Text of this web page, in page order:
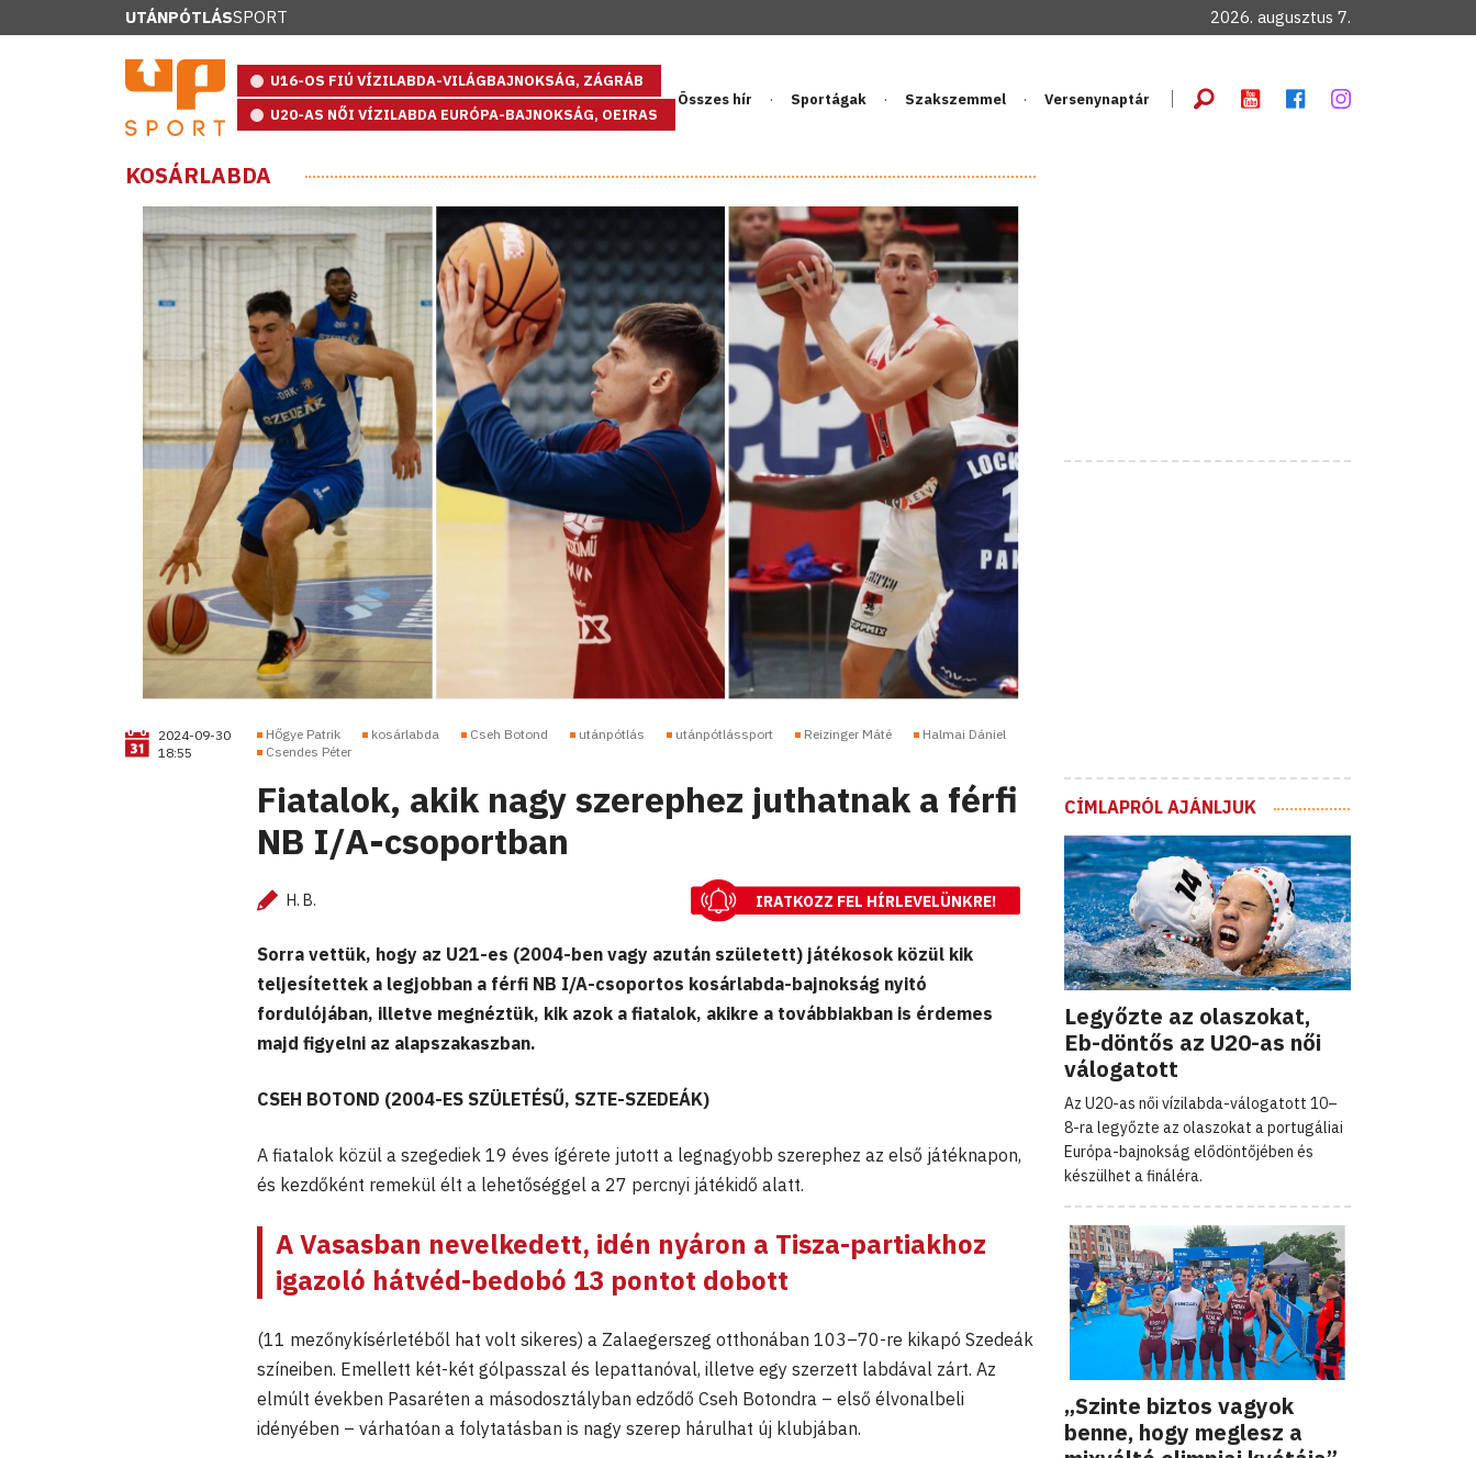
UTÁNPÓTLÁSSPORT 2026. augusztus 7.
U16-OS FIÚ VÍZILABDA-VILÁGBAJNOKSÁG, ZÁGRÁB
U20-AS NŐI VÍZILABDA EURÓPA-BAJNOKSÁG, OEIRAS
Összes hír Sportágak Szakszemmel Versenynaptár
KOSÁRLABDA
2024-09-30
18:55
Hőgye Patrik kosárlabda Cseh Botond utánpótlás utánpótlássport Reizinger Máté
Halmai Dániel
Csendes Péter
Fiatalok, akik nagy szerephez juthatnak a férfi
NB I/A-csoportban
H. B. IRATKOZZ FEL HÍRLEVELÜNKRE!
Sorra vettük, hogy az U21-es (2004-ben vagy azután született) játékosok közül kik
teljesítettek a legjobban a férfi NB I/A-csoportos kosárlabda-bajnokság nyitó
fordulójában, illetve megnéztük, kik azok a fiatalok, akikre a továbbiakban is érdemes
majd figyelni az alapszakaszban.
CSEH BOTOND (2004-ES SZÜLETÉSŰ, SZTE-SZEDEÁK)
A fiatalok közül a szegediek 19 éves ígérete jutott a legnagyobb szerephez az első játéknapon,
és kezdőként remekül élt a lehetőséggel a 27 percnyi játékidő alatt.
A Vasasban nevelkedett, idén nyáron a Tisza-partiakhoz
igazoló hátvéd-bedobó 13 pontot dobott
(11 mezőnykísérletéből hat volt sikeres) a Zalaegerszeg otthonában 103–70-re kikapó Szedeák
színeiben. Emellett két-két gólpasszal és lepattanóval, illetve egy szerzett labdával zárt. Az
elmúlt években Pasaréten a másodosztályban edződő Cseh Botondra – első élvonalbeli
idényében – várhatóan a folytatásban is nagy szerep hárulhat új klubjában.
CÍMLAPRÓL AJÁNLJUK
Legyőzte az olaszokat,
Eb-döntős az U20-as női
válogatott
Az U20-as női vízilabda-válogatott 10–
8-ra legyőzte az olaszokat a portugáliai
Európa-bajnokság elődöntőjében és
készülhet a fináléra.
„Szinte biztos vagyok
benne, hogy meglesz a